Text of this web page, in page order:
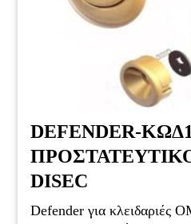
DEFENDER-
ΠΡΟΣΤΑΤΕΥΤΙΚΟ
DISEC
Defender για κλειδαριές